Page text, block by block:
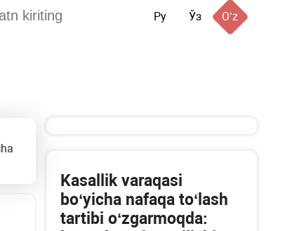
Ру Ўз Oʻz
Kasallik varaqasi
boʻyicha nafaqa toʻlash
tartibi oʻzgarmoqda: